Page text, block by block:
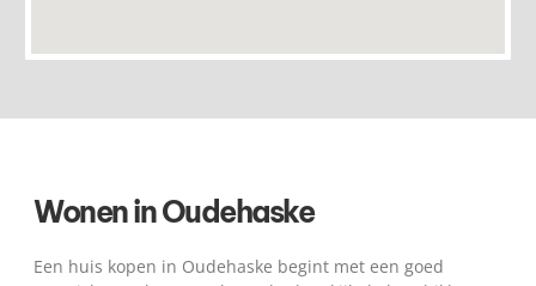
Wonen in Oudehaske
Een huis kopen in Oudehaske begint met een goed